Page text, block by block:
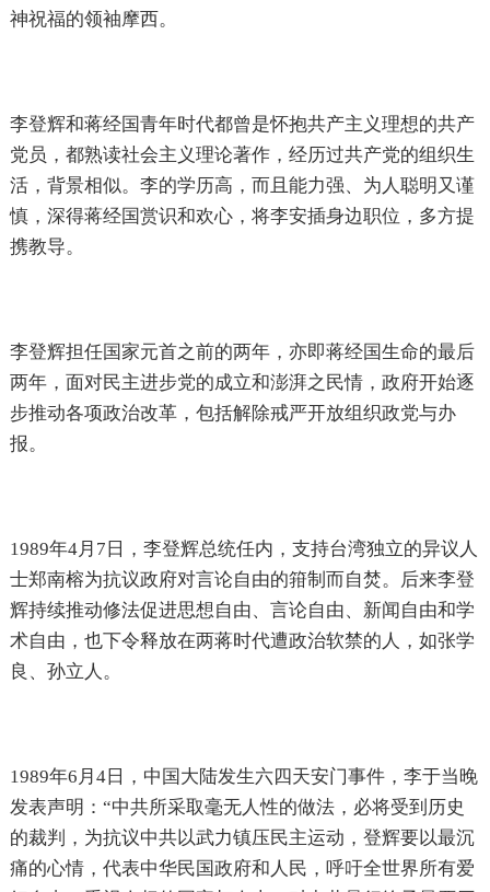
神祝福的领袖摩西。
李登辉和蒋经国青年时代都曾是怀抱共产主义理想的共产
党员，都熟读社会主义理论著作，经历过共产党的组织生
活，背景相似。李的学历高，而且能力强、为人聪明又谨
慎，深得蒋经国赏识和欢心，将李安插身边职位，多方提
携教导。
李登辉担任国家元首之前的两年，亦即蒋经国生命的最后
两年，面对民主进步党的成立和澎湃之民情，政府开始逐
步推动各项政治改革，包括解除戒严开放组织政党与办
报。
1989年4月7日，李登辉总统任内，支持台湾独立的异议人
士郑南榕为抗议政府对言论自由的箝制而自焚。后来李登
辉持续推动修法促进思想自由、言论自由、新闻自由和学
术自由，也下令释放在两蒋时代遭政治软禁的人，如张学
良、孙立人。
1989年6月4日，中国大陆发生六四天安门事件，李于当晚
发表声明：“中共所采取毫无人性的做法，必将受到历史
的裁判，为抗议中共以武力镇压民主运动，登辉要以最沉
痛的心情，代表中华民国政府和人民，呼吁全世界所有爱